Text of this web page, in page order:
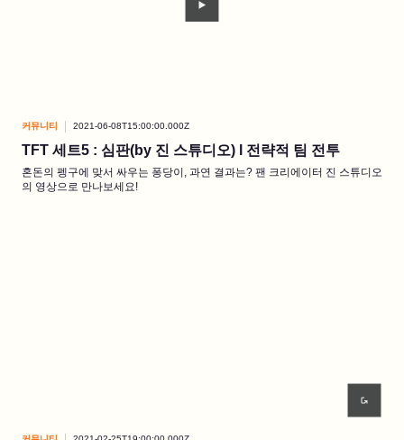
커뮤니티 2021-06-08T15:00:00.000Z
TFT 세트5 : 심판(by 진 스튜디오) l 전략적 팀 전투
혼돈의 펭구에 맞서 싸우는 퐁당이, 과연 결과는? 팬 크리에이터 진 스튜디오
의 영상으로 만나보세요!